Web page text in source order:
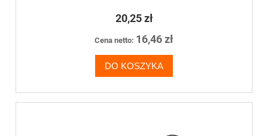
20,25 zł
Cena netto: 16,46 zł
DO KOSZYKA